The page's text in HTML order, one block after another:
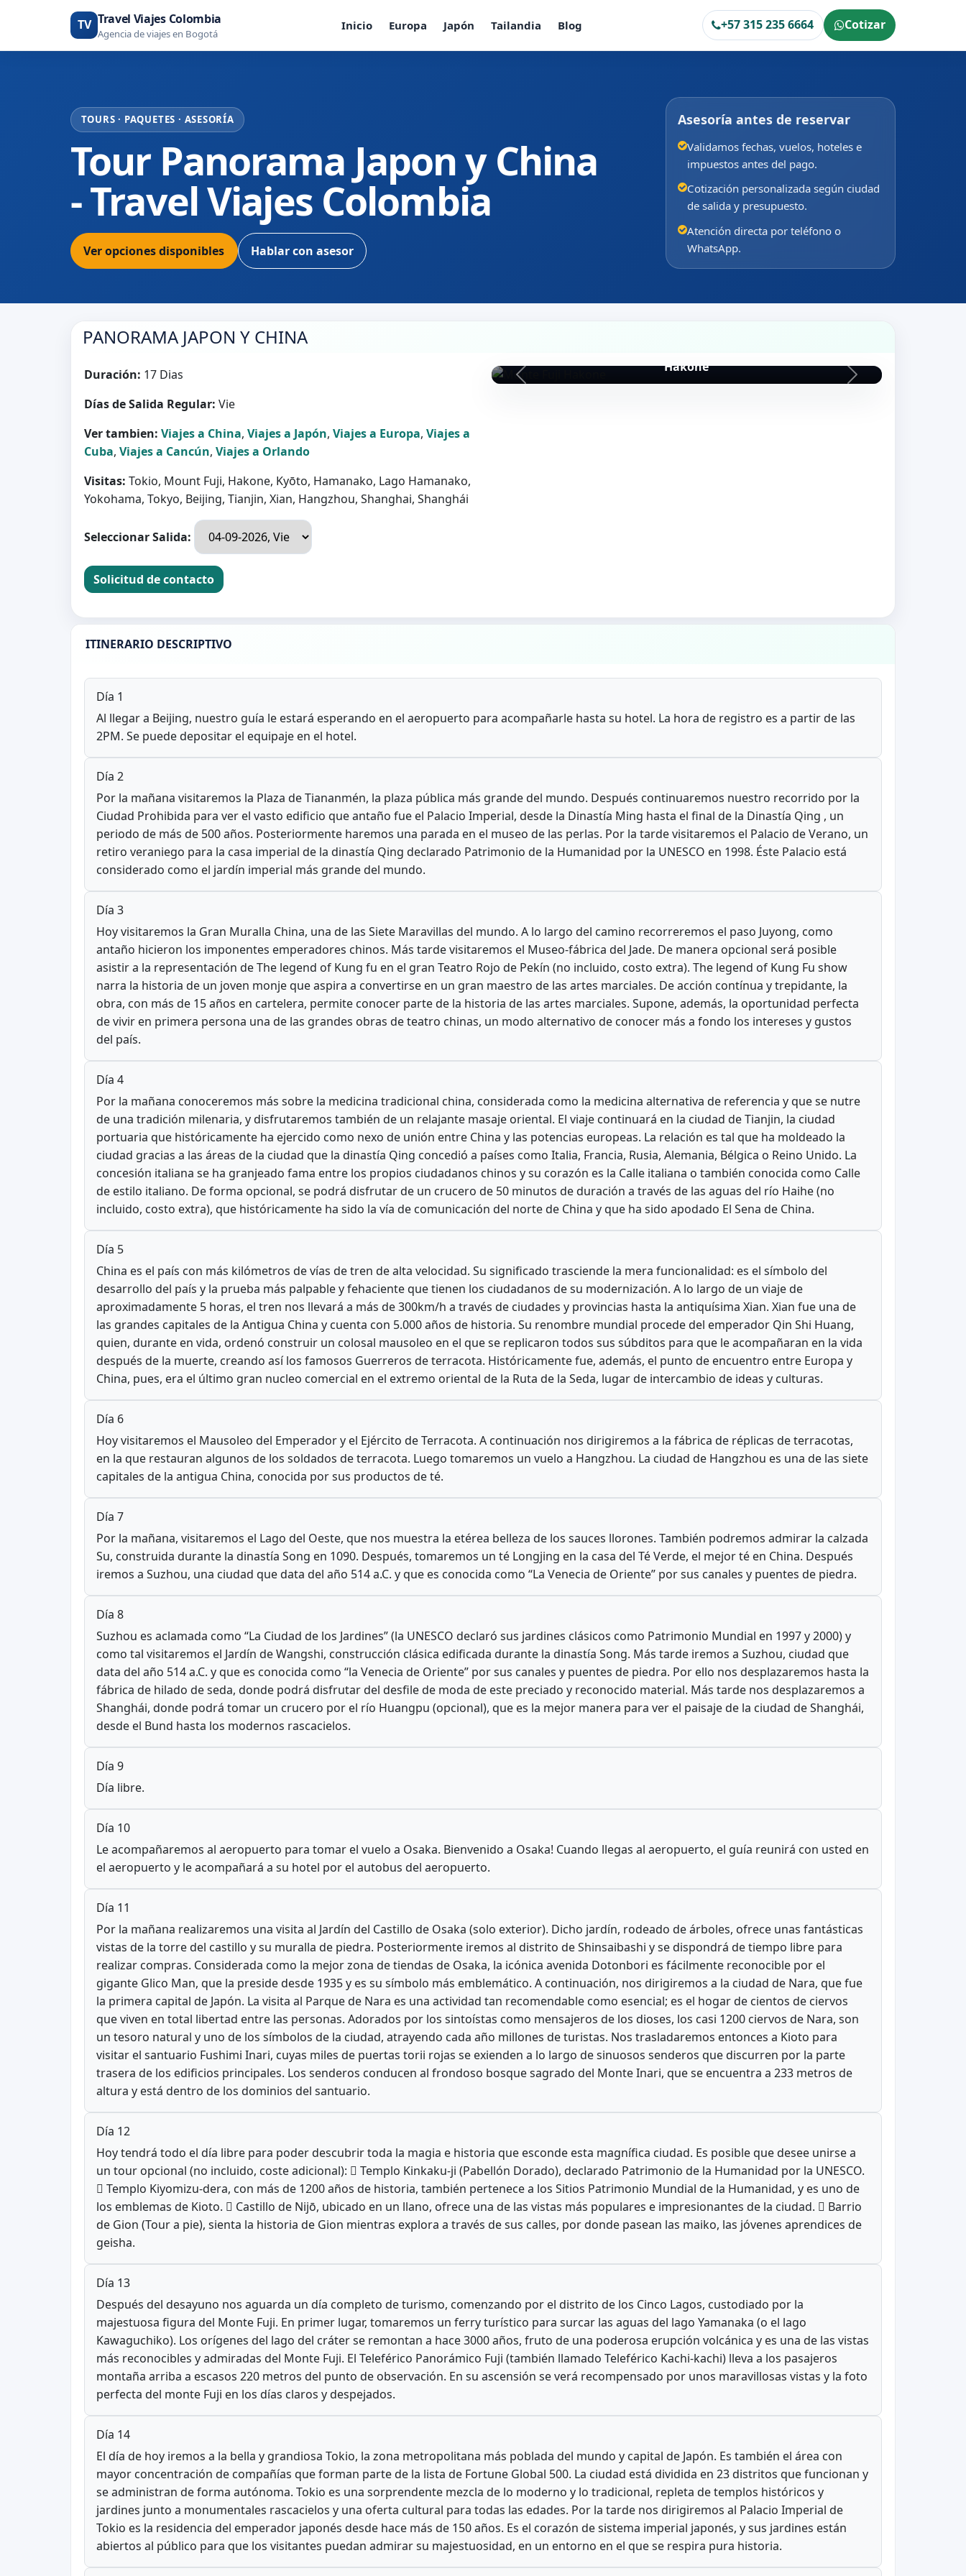
TV Travel Viajes Colombia
Agencia de viajes en Bogotá
Inicio Europa Japón Tailandia Blog +57 315 235 6664 Cotizar
TOURS · PAQUETES · ASESORÍA
Tour Panorama Japon y China
- Travel Viajes Colombia
Ver opciones disponibles Hablar con asesor
Asesoría antes de reservar
Validamos fechas, vuelos, hoteles e
impuestos antes del pago.
Cotización personalizada según ciudad
de salida y presupuesto.
Atención directa por teléfono o
WhatsApp.
PANORAMA JAPON Y CHINA
Duración: 17 Dias
Días de Salida Regular: Vie
Ver tambien: Viajes a China,Viajes a Japón,Viajes a Europa,Viajes a
Cuba,Viajes a Cancún,Viajes a Orlando
Visitas: Tokio, Mount Fuji, Hakone, Kyōto, Hamanako, Lago Hamanako,
Yokohama, Tokyo, Beijing, Tianjin, Xian, Hangzhou, Shanghai, Shanghái
Seleccionar Salida:
Solicitud de contacto
Hakone
ITINERARIO DESCRIPTIVO
Día 1
Al llegar a Beijing, nuestro guía le estará esperando en el aeropuerto para acompañarle hasta su hotel. La hora de registro es a partir de las
2PM. Se puede depositar el equipaje en el hotel.
Día 2
Por la mañana visitaremos la Plaza de Tiananmén, la plaza pública más grande del mundo. Después continuaremos nuestro recorrido por la
Ciudad Prohibida para ver el vasto edificio que antaño fue el Palacio Imperial, desde la Dinastía Ming hasta el final de la Dinastía Qing , un
periodo de más de 500 años. Posteriormente haremos una parada en el museo de las perlas. Por la tarde visitaremos el Palacio de Verano, un
retiro veraniego para la casa imperial de la dinastía Qing declarado Patrimonio de la Humanidad por la UNESCO en 1998. Éste Palacio está
considerado como el jardín imperial más grande del mundo.
Día 3
Hoy visitaremos la Gran Muralla China, una de las Siete Maravillas del mundo. A lo largo del camino recorreremos el paso Juyong, como
antaño hicieron los imponentes emperadores chinos. Más tarde visitaremos el Museo-fábrica del Jade. De manera opcional será posible
asistir a la representación de The legend of Kung fu en el gran Teatro Rojo de Pekín (no incluido, costo extra). The legend of Kung Fu show
narra la historia de un joven monje que aspira a convertirse en un gran maestro de las artes marciales. De acción contínua y trepidante, la
obra, con más de 15 años en cartelera, permite conocer parte de la historia de las artes marciales. Supone, además, la oportunidad perfecta
de vivir en primera persona una de las grandes obras de teatro chinas, un modo alternativo de conocer más a fondo los intereses y gustos
del país.
Día 4
Por la mañana conoceremos más sobre la medicina tradicional china, considerada como la medicina alternativa de referencia y que se nutre
de una tradición milenaria, y disfrutaremos también de un relajante masaje oriental. El viaje continuará en la ciudad de Tianjin, la ciudad
portuaria que históricamente ha ejercido como nexo de unión entre China y las potencias europeas. La relación es tal que ha moldeado la
ciudad gracias a las áreas de la ciudad que la dinastía Qing concedió a países como Italia, Francia, Rusia, Alemania, Bélgica o Reino Unido. La
concesión italiana se ha granjeado fama entre los propios ciudadanos chinos y su corazón es la Calle italiana o también conocida como Calle
de estilo italiano. De forma opcional, se podrá disfrutar de un crucero de 50 minutos de duración a través de las aguas del río Haihe (no
incluido, costo extra), que históricamente ha sido la vía de comunicación del norte de China y que ha sido apodado El Sena de China.
Día 5
China es el país con más kilómetros de vías de tren de alta velocidad. Su significado trasciende la mera funcionalidad: es el símbolo del
desarrollo del país y la prueba más palpable y fehaciente que tienen los ciudadanos de su modernización. A lo largo de un viaje de
aproximadamente 5 horas, el tren nos llevará a más de 300km/h a través de ciudades y provincias hasta la antiquísima Xian. Xian fue una de
las grandes capitales de la Antigua China y cuenta con 5.000 años de historia. Su renombre mundial procede del emperador Qin Shi Huang,
quien, durante en vida, ordenó construir un colosal mausoleo en el que se replicaron todos sus súbditos para que le acompañaran en la vida
después de la muerte, creando así los famosos Guerreros de terracota. Históricamente fue, además, el punto de encuentro entre Europa y
China, pues, era el último gran nucleo comercial en el extremo oriental de la Ruta de la Seda, lugar de intercambio de ideas y culturas.
Día 6
Hoy visitaremos el Mausoleo del Emperador y el Ejército de Terracota. A continuación nos dirigiremos a la fábrica de réplicas de terracotas,
en la que restauran algunos de los soldados de terracota. Luego tomaremos un vuelo a Hangzhou. La ciudad de Hangzhou es una de las siete
capitales de la antigua China, conocida por sus productos de té.
Día 7
Por la mañana, visitaremos el Lago del Oeste, que nos muestra la etérea belleza de los sauces llorones. También podremos admirar la calzada
Su, construida durante la dinastía Song en 1090. Después, tomaremos un té Longjing en la casa del Té Verde, el mejor té en China. Después
iremos a Suzhou, una ciudad que data del año 514 a.C. y que es conocida como “La Venecia de Oriente” por sus canales y puentes de piedra.
Día 8
Suzhou es aclamada como “La Ciudad de los Jardines” (la UNESCO declaró sus jardines clásicos como Patrimonio Mundial en 1997 y 2000) y
como tal visitaremos el Jardín de Wangshi, construcción clásica edificada durante la dinastía Song. Más tarde iremos a Suzhou, ciudad que
data del año 514 a.C. y que es conocida como “la Venecia de Oriente” por sus canales y puentes de piedra. Por ello nos desplazaremos hasta la
fábrica de hilado de seda, donde podrá disfrutar del desfile de moda de este preciado y reconocido material. Más tarde nos desplazaremos a
Shanghái, donde podrá tomar un crucero por el río Huangpu (opcional), que es la mejor manera para ver el paisaje de la ciudad de Shanghái,
desde el Bund hasta los modernos rascacielos.
Día 9
Día libre.
Día 10
Le acompañaremos al aeropuerto para tomar el vuelo a Osaka. Bienvenido a Osaka! Cuando llegas al aeropuerto, el guía reunirá con usted en
el aeropuerto y le acompañará a su hotel por el autobus del aeropuerto.
Día 11
Por la mañana realizaremos una visita al Jardín del Castillo de Osaka (solo exterior). Dicho jardín, rodeado de árboles, ofrece unas fantásticas
vistas de la torre del castillo y su muralla de piedra. Posteriormente iremos al distrito de Shinsaibashi y se dispondrá de tiempo libre para
realizar compras. Considerada como la mejor zona de tiendas de Osaka, la icónica avenida Dotonbori es fácilmente reconocible por el
gigante Glico Man, que la preside desde 1935 y es su símbolo más emblemático. A continuación, nos dirigiremos a la ciudad de Nara, que fue
la primera capital de Japón. La visita al Parque de Nara es una actividad tan recomendable como esencial; es el hogar de cientos de ciervos
que viven en total libertad entre las personas. Adorados por los sintoístas como mensajeros de los dioses, los casi 1200 ciervos de Nara, son
un tesoro natural y uno de los símbolos de la ciudad, atrayendo cada año millones de turistas. Nos trasladaremos entonces a Kioto para
visitar el santuario Fushimi Inari, cuyas miles de puertas torii rojas se exienden a lo largo de sinuosos senderos que discurren por la parte
trasera de los edificios principales. Los senderos conducen al frondoso bosque sagrado del Monte Inari, que se encuentra a 233 metros de
altura y está dentro de los dominios del santuario.
Día 12
Hoy tendrá todo el día libre para poder descubrir toda la magia e historia que esconde esta magnífica ciudad. Es posible que desee unirse a
un tour opcional (no incluido, coste adicional):  Templo Kinkaku-ji (Pabellón Dorado), declarado Patrimonio de la Humanidad por la UNESCO.
 Templo Kiyomizu-dera, con más de 1200 años de historia, también pertenece a los Sitios Patrimonio Mundial de la Humanidad, y es uno de
los emblemas de Kioto.  Castillo de Nijō, ubicado en un llano, ofrece una de las vistas más populares e impresionantes de la ciudad.  Barrio
de Gion (Tour a pie), sienta la historia de Gion mientras explora a través de sus calles, por donde pasean las maiko, las jóvenes aprendices de
geisha.
Día 13
Después del desayuno nos aguarda un día completo de turismo, comenzando por el distrito de los Cinco Lagos, custodiado por la
majestuosa figura del Monte Fuji. En primer lugar, tomaremos un ferry turístico para surcar las aguas del lago Yamanaka (o el lago
Kawaguchiko). Los orígenes del lago del cráter se remontan a hace 3000 años, fruto de una poderosa erupción volcánica y es una de las vistas
más reconocibles y admiradas del Monte Fuji. El Teleférico Panorámico Fuji (también llamado Teleférico Kachi-kachi) lleva a los pasajeros
montaña arriba a escasos 220 metros del punto de observación. En su ascensión se verá recompensado por unos maravillosas vistas y la foto
perfecta del monte Fuji en los días claros y despejados.
Día 14
El día de hoy iremos a la bella y grandiosa Tokio, la zona metropolitana más poblada del mundo y capital de Japón. Es también el área con
mayor concentración de compañías que forman parte de la lista de Fortune Global 500. La ciudad está dividida en 23 distritos que funcionan y
se administran de forma autónoma. Tokio es una sorprendente mezcla de lo moderno y lo tradicional, repleta de templos históricos y
jardines junto a monumentales rascacielos y una oferta cultural para todas las edades. Por la tarde nos dirigiremos al Palacio Imperial de
Tokio es la residencia del emperador japonés desde hace más de 150 años. Es el corazón de sistema imperial japonés, y sus jardines están
abiertos al público para que los visitantes puedan admirar su majestuosidad, en un entorno en el que se respira pura historia.